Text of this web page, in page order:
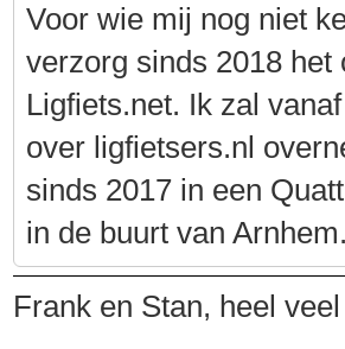
Voor wie mij nog niet
verzorg sinds 2018
Ligfiets.net. Ik zal
over ligfietsers.nl
sinds 2017 in een
in de buurt van
Frank en Stan, heel